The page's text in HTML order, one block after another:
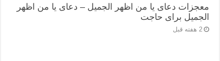
معجزات دعای یا من اظهر الجمیل – دعای یا من اظهر
الجمیل برای حاجت
2 هفته قبل